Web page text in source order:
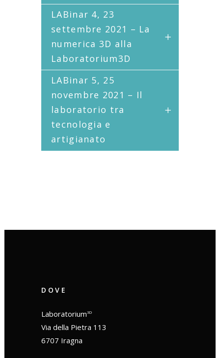
LABinar 4, 23
settembre 2021 – La
numerica 3D alla
Laboratorium3D
LABinar 5, 25
novembre 2021 – Il
laboratorio tra
tecnologia e
artigianato
DOVE
Laboratorium3D
Via della Pietra 113
6707 Iragna